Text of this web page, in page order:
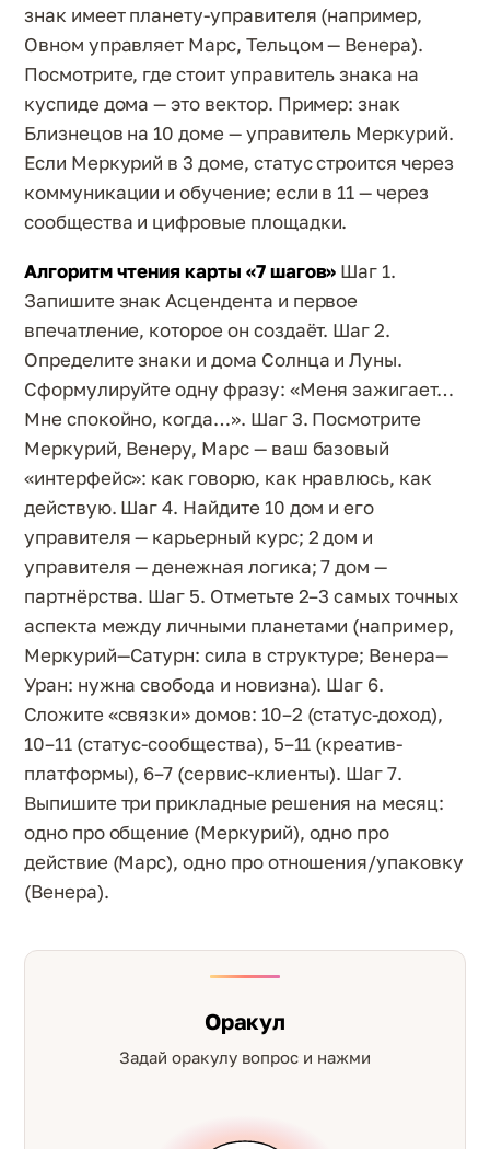
знак имеет планету-управителя (например,
Овном управляет Марс, Тельцом — Венера).
Посмотрите, где стоит управитель знака на
куспиде дома — это вектор. Пример: знак
Близнецов на 10 доме — управитель Меркурий.
Если Меркурий в 3 доме, статус строится через
коммуникации и обучение; если в 11 — через
сообщества и цифровые площадки.
Алгоритм чтения карты «7 шагов» Шаг 1.
Запишите знак Асцендента и первое
впечатление, которое он создаёт. Шаг 2.
Определите знаки и дома Солнца и Луны.
Сформулируйте одну фразу: «Меня зажигает…
Мне спокойно, когда…». Шаг 3. Посмотрите
Меркурий, Венеру, Марс — ваш базовый
«интерфейс»: как говорю, как нравлюсь, как
действую. Шаг 4. Найдите 10 дом и его
управителя — карьерный курс; 2 дом и
управителя — денежная логика; 7 дом —
партнёрства. Шаг 5. Отметьте 2–3 самых точных
аспекта между личными планетами (например,
Меркурий—Сатурн: сила в структуре; Венера—
Уран: нужна свобода и новизна). Шаг 6.
Сложите «связки» домов: 10–2 (статус-доход),
10–11 (статус-сообщества), 5–11 (креатив-
платформы), 6–7 (сервис-клиенты). Шаг 7.
Выпишите три прикладные решения на месяц:
одно про общение (Меркурий), одно про
действие (Марс), одно про отношения/упаковку
(Венера).
Оракул
Задай оракулу вопрос и нажми